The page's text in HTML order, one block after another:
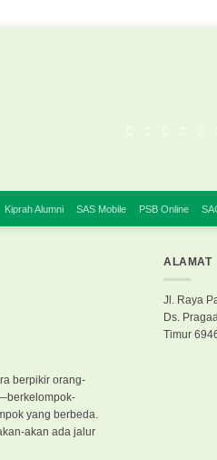
Kiprah Alumni SAS Mobile PSB Online
berpikir orang-
yang berbeda.
akan ada jalur
ALAMAT
Jl. Raya
Ds.
Timur